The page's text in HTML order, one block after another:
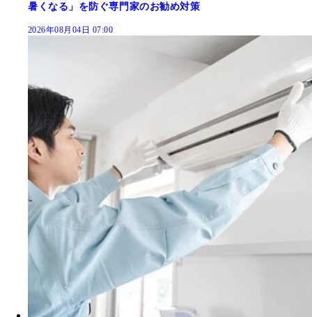
暑くなる」を防ぐ専門家のお勧め対策
2026年08月04日 07:00